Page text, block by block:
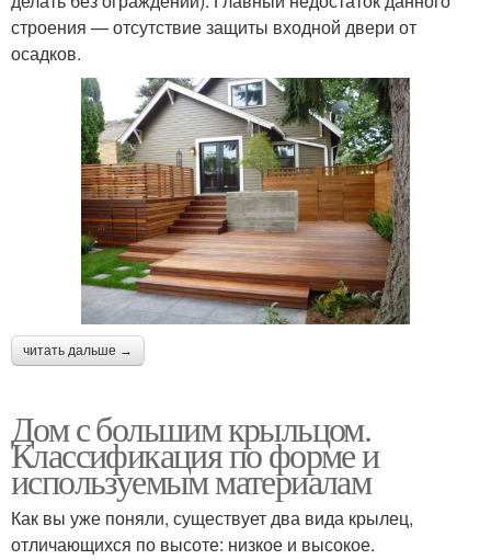
строения — отсутствие защиты входной двери от
осадков.
читать дальше →
Дом с большим крыльцом.
Классификация по форме и
используемым материалам
Как вы уже поняли, существует два вида крылец,
отличающихся по высоте: низкое и высокое.